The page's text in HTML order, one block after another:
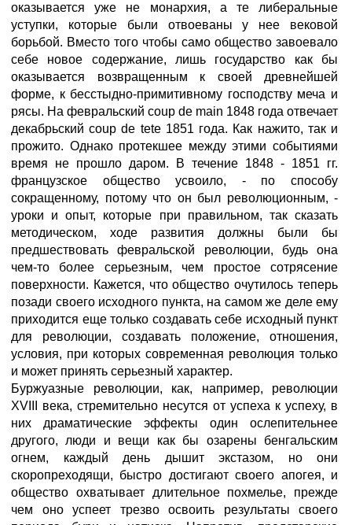
оказывается уже не монархия, а те либеральные
уступки, которые были отвоеваны у нее вековой
борьбой. Вместо того чтобы само общество завоевало
себе новое содержание, лишь государство как бы
оказывается возвращенным к своей древнейшей
форме, к бесстыдно-примитивному господству меча и
рясы. На февральский coup de main 1848 года отвечает
декабрьский coup de tete 1851 года. Как нажито, так и
прожито. Однако протекшее между этими событиями
время не прошло даром. В течение 1848 - 1851 гг.
французское общество усвоило, - по способу
сокращенному, потому что он был революционным, -
уроки и опыт, которые при правильном, так сказать
методическом, ходе развития должны были бы
предшествовать февральской революции, будь она
чем-то более серьезным, чем простое сотрясение
поверхности. Кажется, что общество очутилось теперь
позади своего исходного пункта, на самом же деле ему
приходится еще только создавать себе исходный пункт
для революции, создавать положение, отношения,
условия, при которых современная революция только
и может принять серьезный характер.
Буржуазные революции, как, например, революции
XVIII века, стремительно несутся от успеха к успеху, в
них драматические эффекты один ослепительнее
другого, люди и вещи как бы озарены бенгальским
огнем, каждый день дышит экстазом, но они
скоропреходящи, быстро достигают своего апогея, и
общество охватывает длительное похмелье, прежде
чем оно успеет трезво освоить результаты своего